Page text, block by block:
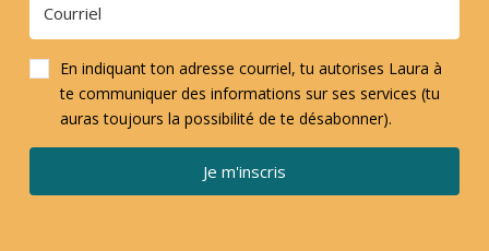
En indiquant ton adresse courriel, tu autorises Laura à
te communiquer des informations sur ses services (tu
auras toujours la possibilité de te désabonner).
Je m'inscris